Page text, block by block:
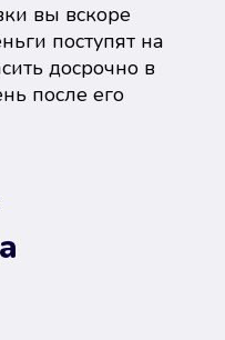
вы вскоре
поступят на
досрочно в
после его